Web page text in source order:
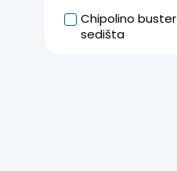
Chipolino buster
sedišta